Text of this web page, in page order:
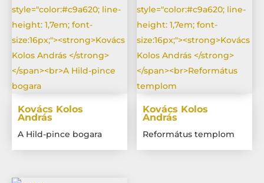
Kovács Kolos
András
A Hild-pince bogara
Kovács Kolos
András
Református templom